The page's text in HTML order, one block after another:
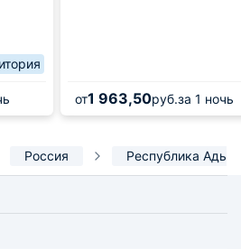
от1 963,50руб.за 1 ночь
Россия Республика